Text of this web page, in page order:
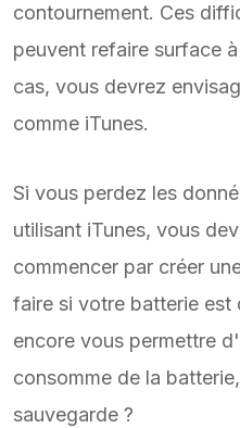
contournement. Ces
peuvent refaire surface
cas, vous devrez
comme iTunes.
Si vous perdez les
utilisant iTunes, vous
commencer par créer
faire si votre batterie
encore vous permettre
consomme de la
sauvegarde ?